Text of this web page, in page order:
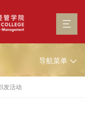
导航菜单
发活动